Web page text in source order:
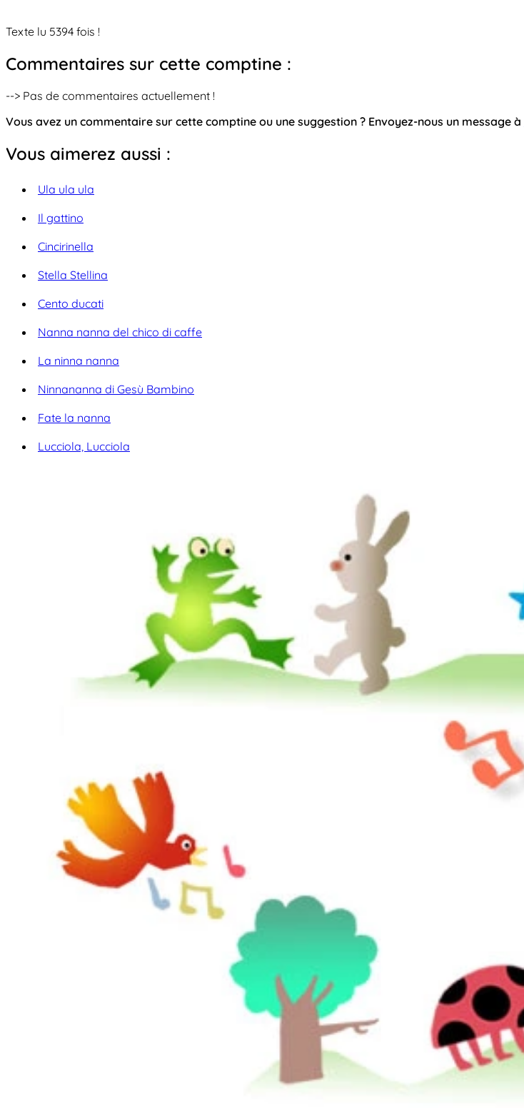
Texte lu 5394 fois !
Commentaires sur cette comptine :
--> Pas de commentaires actuellement !
Vous avez un commentaire sur cette comptine ou une suggestion ? Envoyez-nous un message à
Vous aimerez aussi :
Ula ula ula
Il gattino
Cincirinella
Stella Stellina
Cento ducati
Nanna nanna del chico di caffe
La ninna nanna
Ninnananna di Gesù Bambino
Fate la nanna
Lucciola, Lucciola